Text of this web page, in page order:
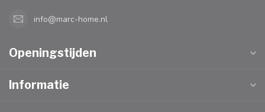
info@marc-home.nl
Openingstijden
Informatie